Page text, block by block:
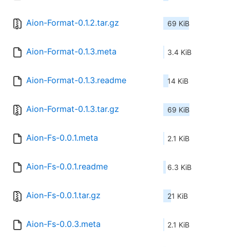
Aion-Format-0.1.2.tar.gz 69 KiB
Aion-Format-0.1.3.meta 3.4 KiB
Aion-Format-0.1.3.readme 14 KiB
Aion-Format-0.1.3.tar.gz 69 KiB
Aion-Fs-0.0.1.meta 2.1 KiB
Aion-Fs-0.0.1.readme 6.3 KiB
Aion-Fs-0.0.1.tar.gz 21 KiB
Aion-Fs-0.0.3.meta 2.1 KiB